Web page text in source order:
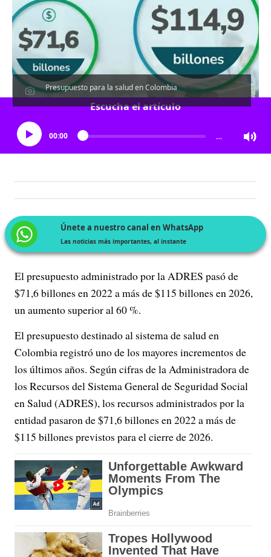
Presupuesto para la salud en Colombia
Escucha el artículo
00:00 …
Únete a nuestro canal en WhatsApp
Las noticias más importantes, al instante
El presupuesto administrado por la ADRES pasó de
$71,6 billones en 2022 a más de $115 billones en 2026,
un aumento superior al 60 %.
El presupuesto destinado al sistema de salud en
Colombia registró uno de los mayores incrementos de
los últimos años. Según cifras de la Administradora de
los Recursos del Sistema General de Seguridad Social
en Salud (ADRES), los recursos administrados por la
entidad pasaron de $71,6 billones en 2022 a más de
$115 billones previstos para el cierre de 2026.